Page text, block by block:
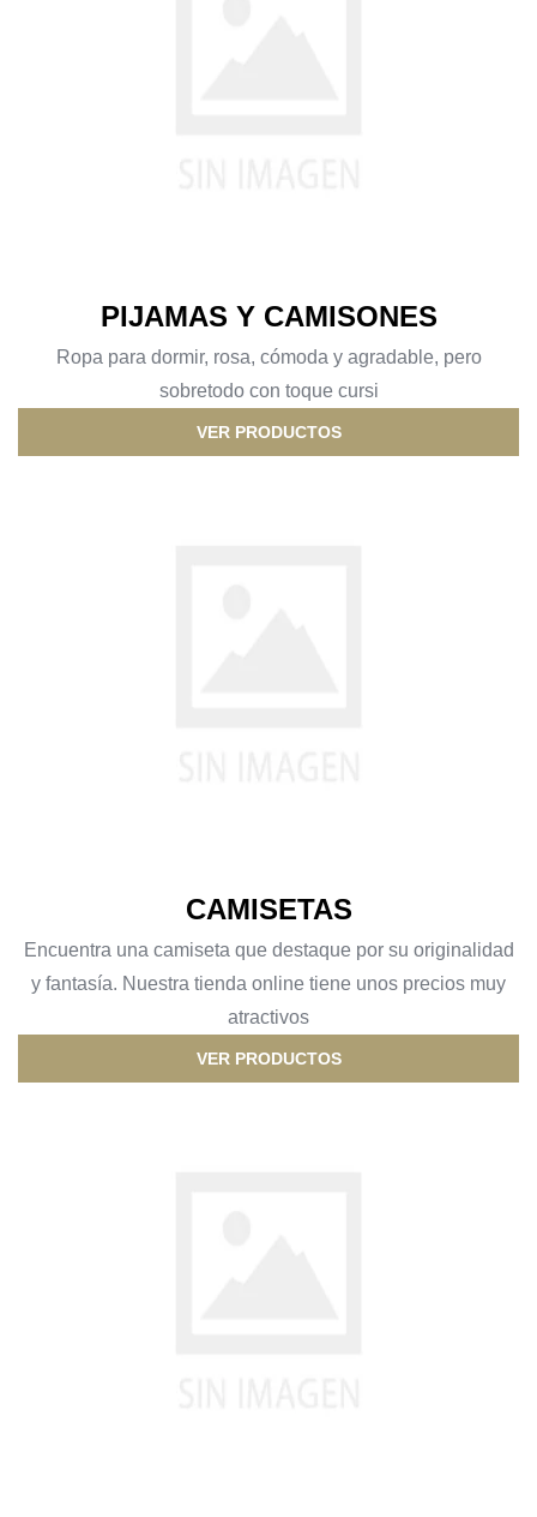
PIJAMAS Y CAMISONES
Ropa para dormir, rosa, cómoda y agradable, pero
sobretodo con toque cursi
VER PRODUCTOS
CAMISETAS
Encuentra una camiseta que destaque por su originalidad
y fantasía. Nuestra tienda online tiene unos precios muy
atractivos
VER PRODUCTOS